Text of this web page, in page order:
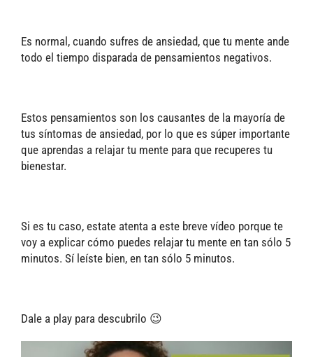
Es normal, cuando sufres de ansiedad, que tu mente ande
todo el tiempo disparada de pensamientos negativos.
Estos pensamientos son los causantes de la mayoría de
tus síntomas de ansiedad, por lo que es súper importante
que aprendas a relajar tu mente para que recuperes tu
bienestar.
Si es tu caso, estate atenta a este breve vídeo porque te
voy a explicar cómo puedes relajar tu mente en tan sólo 5
minutos. Sí leíste bien, en tan sólo 5 minutos.
Dale a play para descubrilo 😉